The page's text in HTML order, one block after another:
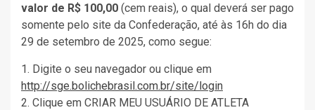
valor de R$ 100,00 (cem reais), o qual deverá ser pago
somente pelo site da Confederação, até às 16h do dia
29 de setembro de 2025, como segue:
1. Digite o seu navegador ou clique em
http://sge.bolichebrasil.com.br/site/login
2. Clique em CRIAR MEU USUÁRIO DE ATLETA